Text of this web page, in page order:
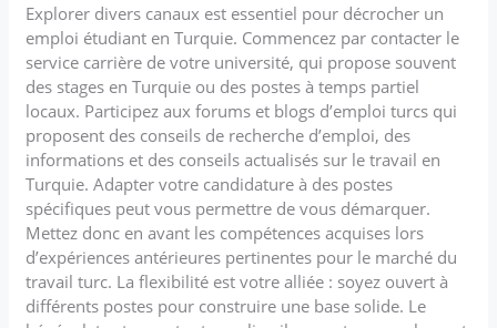
Explorer divers canaux est essentiel pour décrocher un
emploi étudiant en Turquie. Commencez par contacter le
service carrière de votre université, qui propose souvent
des stages en Turquie ou des postes à temps partiel
locaux. Participez aux forums et blogs d’emploi turcs qui
proposent des conseils de recherche d’emploi, des
informations et des conseils actualisés sur le travail en
Turquie. Adapter votre candidature à des postes
spécifiques peut vous permettre de vous démarquer.
Mettez donc en avant les compétences acquises lors
d’expériences antérieures pertinentes pour le marché du
travail turc. La flexibilité est votre alliée : soyez ouvert à
différents postes pour construire une base solide. Le